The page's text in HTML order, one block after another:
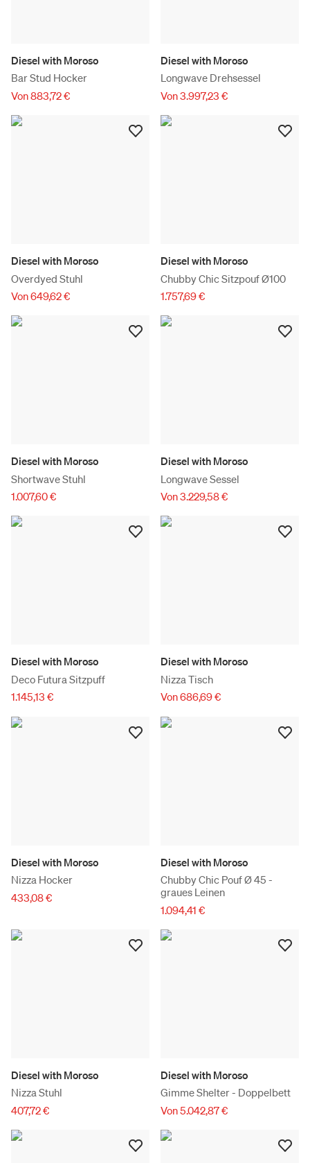
Diesel with Moroso
Bar Stud Hocker
Von 883,72 €
Diesel with Moroso
Longwave Drehsessel
Von 3.997,23 €
Diesel with Moroso
Overdyed Stuhl
Von 649,62 €
Diesel with Moroso
Chubby Chic Sitzpouf Ø100
1.757,69 €
Diesel with Moroso
Shortwave Stuhl
1.007,60 €
Diesel with Moroso
Longwave Sessel
Von 3.229,58 €
Diesel with Moroso
Deco Futura Sitzpuff
1.145,13 €
Diesel with Moroso
Nizza Tisch
Von 686,69 €
Diesel with Moroso
Nizza Hocker
433,08 €
Diesel with Moroso
Chubby Chic Pouf Ø 45 -
graues Leinen
1.094,41 €
Diesel with Moroso
Nizza Stuhl
407,72 €
Diesel with Moroso
Gimme Shelter - Doppelbett
Von 5.042,87 €